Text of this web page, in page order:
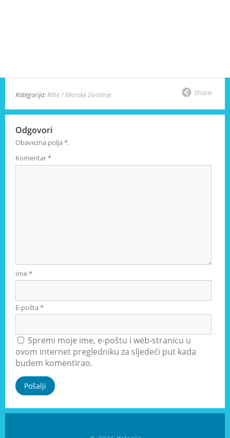
Kategorija: Ribe / Morske životinje Share
Odgovori
Obavezna polja*.
Komentar*
Ime*
E-pošta*
Spremi moje ime, e-poštu i web-stranicu u
ovom internet pregledniku za sljedeći put kada
budem komentirao.